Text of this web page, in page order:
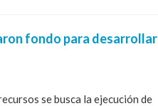
fondo para desarrollar
se busca la ejecución de